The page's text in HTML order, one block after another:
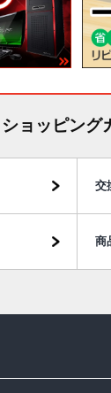
ショッピング
交
商